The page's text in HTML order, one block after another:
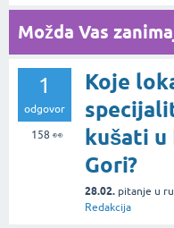
Možda Vas
1
odgovor
158 👀
Koje
kušati u
Gori?
28.02. pitanje u
Redakcija